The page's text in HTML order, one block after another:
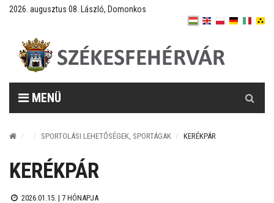
2026. augusztus 08. László, Domonkos
MENÜ
SPORTOLÁSI LEHETŐSÉGEK, SPORTÁGAK KERÉKPÁR
KERÉKPÁR
2026.01.15. | 7 HÓNAPJA